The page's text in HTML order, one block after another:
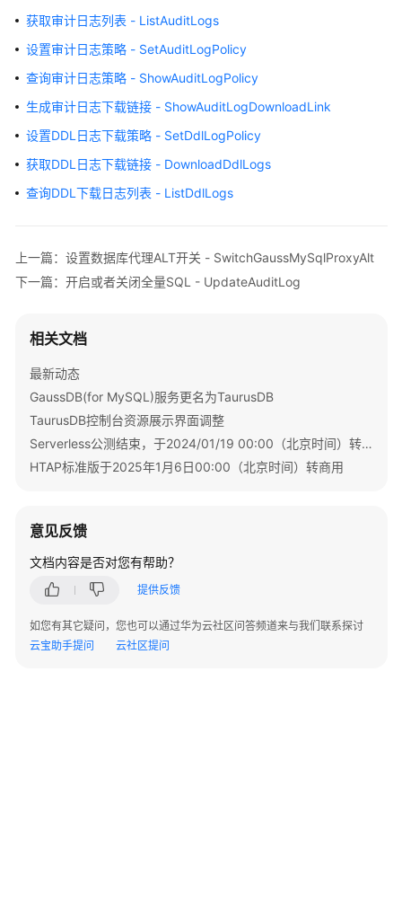
快
速
门
内
介
绍
户
指
南
最
佳
实
践
能
白
参
使
用
获取审计日志列表 - ListAuditLogs
设置审计日志策略 - SetAuditLogPolicy
查询审计日志策略 - ShowAuditLogPolicy
生成审计日志下载链接 - ShowAuditLogDownloadLink
设置DDL日志下载策略 - SetDdlLogPolicy
获取DDL日志下载链接 - DownloadDdlLogs
查询DDL下载日志列表 - ListDdlLogs
上一篇：设置数据库代理ALT开关 - SwitchGaussMySqlProxyAlt
下一篇：开启或者关闭全量SQL - UpdateAuditLog
相关文档
最新动态
GaussDB(for MySQL)服务更名为TaurusDB
TaurusDB控制台资源展示界面调整
Serverless公测结束，于2024/01/19 00:00（北京时间）转商用
HTAP标准版于2025年1月6日00:00（北京时间）转商用
意见反馈
文档内容是否对您有帮助？
提供反馈
如您有其它疑问，您也可以通过华为云社区问答频道来与我们联系探讨
云宝助手提问
云社区提问